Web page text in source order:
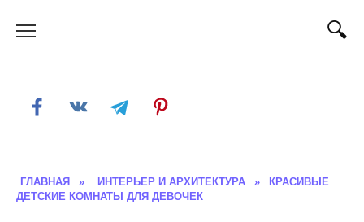
ГЛАВНАЯ » ИНТЕРЬЕР И АРХИТЕКТУРА »
КРАСИВЫЕ
ДЕТСКИЕ КОМНАТЫ ДЛЯ ДЕВОЧЕК